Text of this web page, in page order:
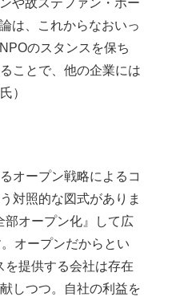
や故ステファン・ホー
は、これからなおいっ
のスタンスを保ち
ことで、他の企業には
）
オープン戦略によるコ
対照的な図式がありま
部オープン化』して広
オープンだからとい
を提供する会社は存在
しつつ。自社の利益を